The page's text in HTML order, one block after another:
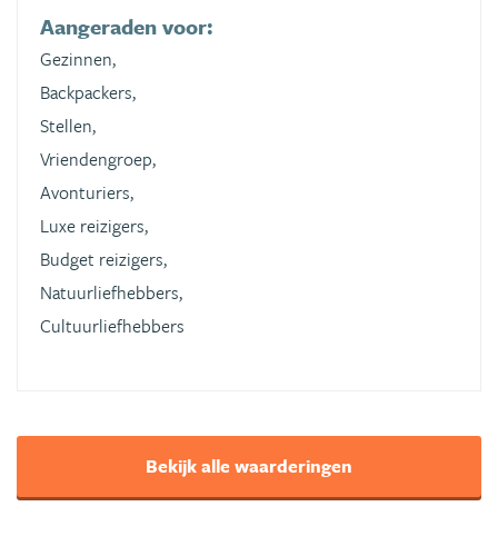
Aangeraden voor:
Gezinnen,
Backpackers,
Stellen,
Vriendengroep,
Avonturiers,
Luxe reizigers,
Budget reizigers,
Natuurliefhebbers,
Cultuurliefhebbers
Bekijk alle waarderingen